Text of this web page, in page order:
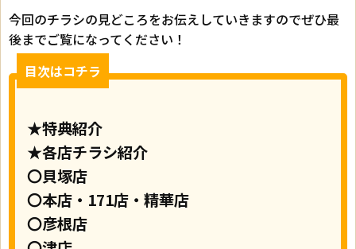
今回のチラシの見どころをお伝えしていきますのでぜひ最
後までご覧になってください！
目次はコチラ
★特典紹介
★各店チラシ紹介
〇貝塚店
〇本店・171店・精華店
〇彦根店